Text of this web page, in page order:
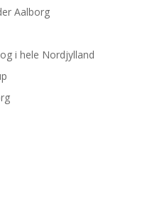
Aalborg
i hele Nordjylland